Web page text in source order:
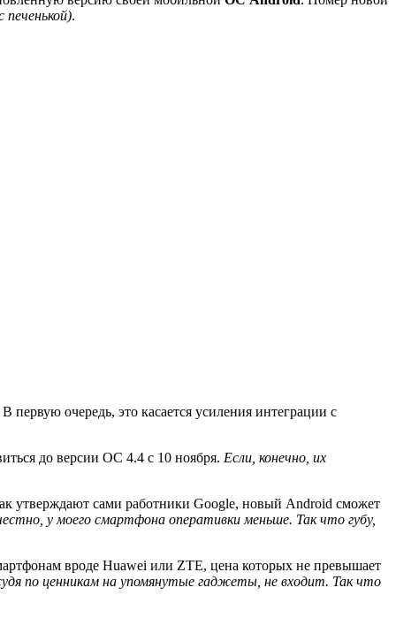
печенькой).
очередь, это касается усиления интеграции с
до версии ОС 4.4 с 10 ноября. Если, конечно, их
утверждают сами работники Google, новый Android сможет
у моего смартфона оперативки меньше. Так что губу,
вроде Huawei или ZTE, цена которых не превышает
по ценникам на упомянутые гаджеты, не входит. Так что